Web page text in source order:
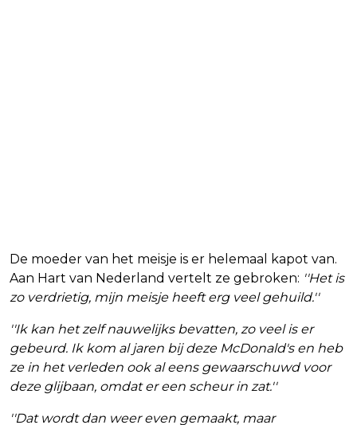
De moeder van het meisje is er helemaal kapot van.
Aan Hart van Nederland vertelt ze gebroken: ''Het is
zo verdrietig, mijn meisje heeft erg veel gehuild.''
''Ik kan het zelf nauwelijks bevatten, zo veel is er
gebeurd. Ik kom al jaren bij deze McDonald's en heb
ze in het verleden ook al eens gewaarschuwd voor
deze glijbaan, omdat er een scheur in zat.''
''Dat wordt dan weer even gemaakt, maar